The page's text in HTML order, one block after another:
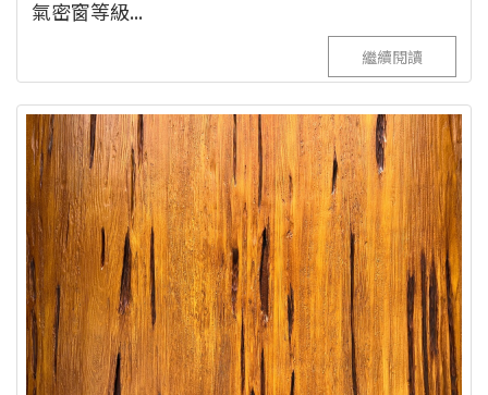
氣密窗等級...
繼續閱讀